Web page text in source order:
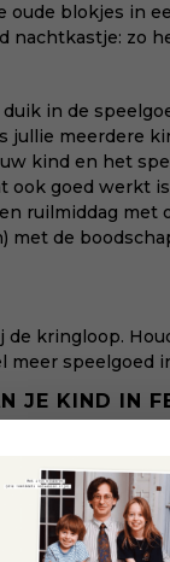
oude blokjes in
nachtkastje: zo
in de
jullie meerdere
kind en het
ook goed werkt
ruilmiddag met
met de
de kringloop.
meer speelgoed
JE KIND IN
prima.